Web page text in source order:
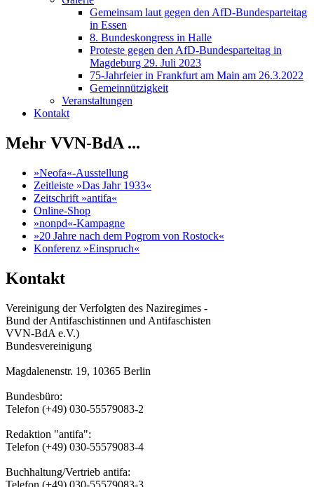
Gemeinsam laut gegen den AfD-Bundesparteitag
in Essen
8. Bundeskongress in Halle
Proteste gegen den AfD-Bundesparteitag in
Magdeburg 29. Juli 2023
75-Jahrfeier in Frankfurt am Main am 26.3.2022
Gemeinnützigkeit
Veranstaltungen
Kontakt
Mehr VVN-BdA ...
»Neofa«-Ausstellung
Zeitleiste »Das Jahr 1933«
Zeitschrift »antifa«
Online-Shop
»nonpd«-Kampagne
»20 Jahre nach dem Pogrom von Rostock«
Konferenz »Einspruch«
Kontakt
Vereinigung der Verfolgten des Naziregimes -
Bund der Antifaschistinnen und Antifaschisten
VVN-BdA e.V.)
Bundesvereinigung
Magdalenenstr. 19, 10365 Berlin
Bundesbüro:
Telefon (+49) 030-55579083-2
Redaktion "antifa":
Telefon (+49) 030-55579083-4
Buchhaltung/Vertrieb antifa:
Telefon (+49) 030-55579083-3